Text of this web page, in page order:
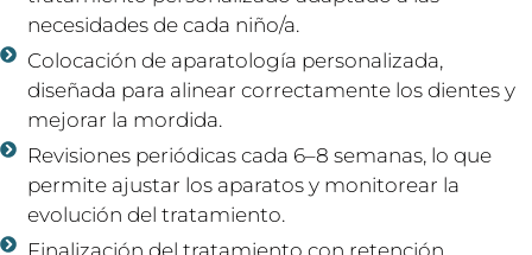
necesidades de cada niño/a.
Colocación de aparatología personalizada,
diseñada para alinear correctamente los dientes y
mejorar la mordida.
Revisiones periódicas cada 6–8 semanas, lo que
permite ajustar los aparatos y monitorear la
evolución del tratamiento.
Finalización del tratamiento con retención